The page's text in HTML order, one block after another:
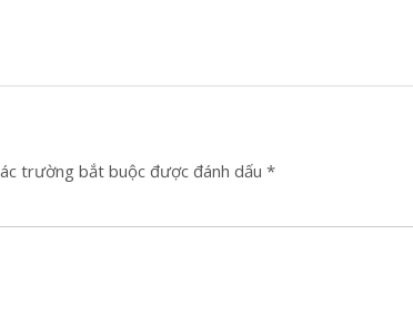
trường bắt buộc được đánh dấu *